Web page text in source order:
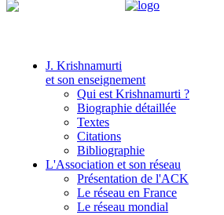
J. Krishnamurti
et son enseignement
Qui est Krishnamurti ?
Biographie détaillée
Textes
Citations
Bibliographie
L'Association et son réseau
Présentation de l'ACK
Le réseau en France
Le réseau mondial